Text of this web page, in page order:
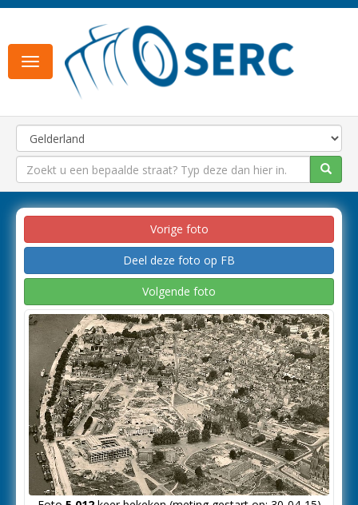
Toggle
navigation
Vorige foto
Deel deze foto op FB
Volgende foto